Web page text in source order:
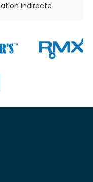
indirecte